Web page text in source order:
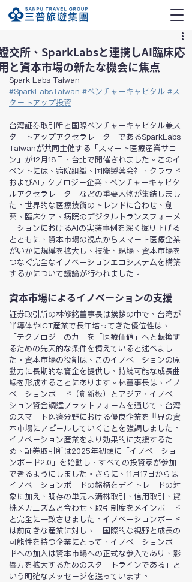
交所、SparkLabsと連携しAI臨床応
と資本市場の新たな機会に焦点
Spark Labs Taiwan
#SparkLabsTaiwan #ベンチャーキャピタル #ス
タートアップ投資
台湾証券取引所と国際ベンチャーキャピタル兼ス
タートアップアクセラレーターであるSparkLabs
Taiwanが共同主催する「スマート医療産業サロ
ン」が12月18日、台北で開催されました。このイ
ベントには、病院組織、国際製薬会社、クラウド
およびAIテクノロジー企業、ベンチャーキャピタ
ルアクセラレーターなどの重要人物が集結しまし
た。世界的な医療技術のトレンドに合わせ、創
薬、臨床ケア、病院のデジタルトランスフォーメ
ーションにおけるAIの実装事例を深く掘り下げる
とともに、資本市場の視点からスマート医療企業
がいかに規模を拡大し、技術、現場、資本市場を
つなぐ完全なイノベーションエコシステムを構築
するかについて議論が行われました。
資本市場によるイノベーションの支援
証券取引所の林修銘董事長は挨拶の中で、台湾が
半導体やICT産業で長年培ってきた優位性は、
「テクノロジーの力」を「医療価値」へと転換す
るための先天的な条件を備えていると述べまし
た。資本市場の役割は、このイノベーションの原
動力に長期的な資金を提供し、持続可能な成長曲
線を形成することにあります。林董事長は、イノ
ベーションボード（創新板）とアジア・イノベー
ション資金調達プラットフォームを通じて、台湾
のスマート医療分野における優良企業を世界の資
本市場にアピールしていくことを強調しました。
イノベーション産業をより効果的に支援するた
め、証券取引所は2025年初頭に「イノベーショ
ンボード2.0」を始動し、すべての投資家が参加
できるようにしました。さらに、11月17日からは
イノベーションボードの銘柄をデイトレードの対
象に加え、既存の単元未満株取引、信用取引、貸
株メカニズムと合わせ、取引制度をメインボード
と完全に一致させました。イノベーションボード
は前向きな産業に対し、「国際的な視野と成長の
可能性を持つ企業にとって、イノベーションボー
ドへの加入は資本市場への正式な参入であり、影
響力を拡大するためのスタートラインである」と
いう明確なメッセージを送っています。